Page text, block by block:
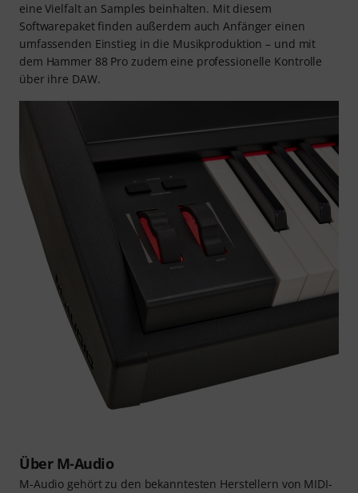
eine Vielfalt an Samples beinhalten. Mit diesem
Softwarepaket finden außerdem auch Anfänger einen
umfassenden Einstieg in die Musikproduktion – und mit
dem Hammer 88 Pro zudem eine professionelle Kontrolle
über ihre DAW.
Über M-Audio
M-Audio gehört zu den bekanntesten Herstellern von MIDI-